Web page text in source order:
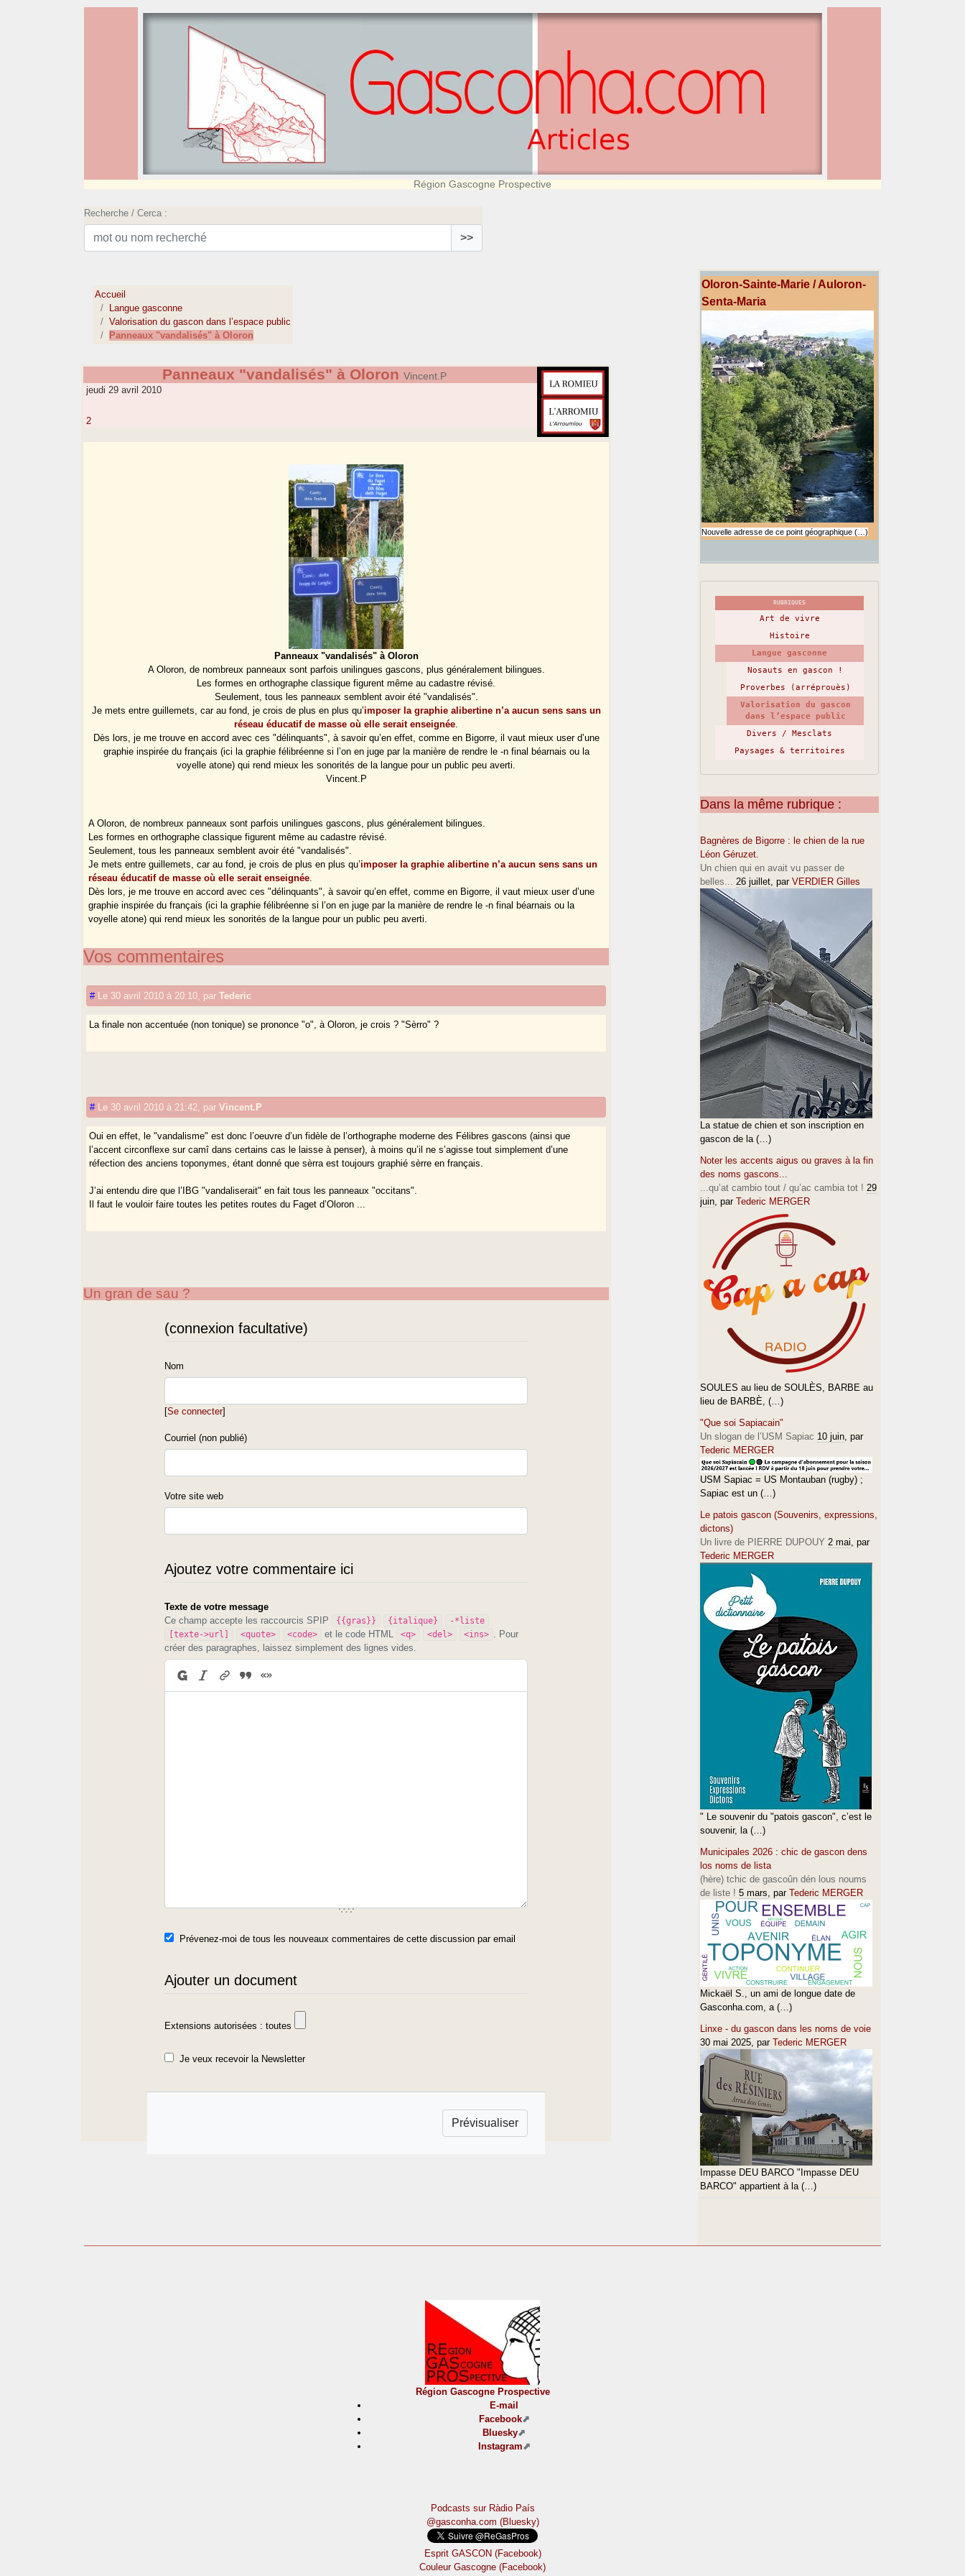
Région Gascogne Prospective
Recherche / Cerca :
>>
Accueil
Langue gasconne
Valorisation du gascon dans l’espace public
Panneaux "vandalisés" à Oloron
Panneaux "vandalisés" à Oloron Vincent.P
jeudi 29 avril 2010
2
Panneaux "vandalisés" à Oloron
A Oloron, de nombreux panneaux sont parfois unilingues gascons, plus généralement bilingues.
Les formes en orthographe classique figurent même au cadastre révisé.
Seulement, tous les panneaux semblent avoir été "vandalisés".
Je mets entre guillemets, car au fond, je crois de plus en plus qu’imposer la graphie alibertine n’a aucun sens sans un
réseau éducatif de masse où elle serait enseignée.
Dès lors, je me trouve en accord avec ces "délinquants", à savoir qu’en effet, comme en Bigorre, il vaut mieux user d’une
graphie inspirée du français (ici la graphie félibréenne si l’on en juge par la manière de rendre le -n final béarnais ou la
voyelle atone) qui rend mieux les sonorités de la langue pour un public peu averti.
Vincent.P
A Oloron, de nombreux panneaux sont parfois unilingues gascons, plus généralement bilingues.
Les formes en orthographe classique figurent même au cadastre révisé.
Seulement, tous les panneaux semblent avoir été "vandalisés".
Je mets entre guillemets, car au fond, je crois de plus en plus qu’imposer la graphie alibertine n’a aucun sens sans un
réseau éducatif de masse où elle serait enseignée.
Dès lors, je me trouve en accord avec ces "délinquants", à savoir qu’en effet, comme en Bigorre, il vaut mieux user d’une
graphie inspirée du français (ici la graphie félibréenne si l’on en juge par la manière de rendre le -n final béarnais ou la
voyelle atone) qui rend mieux les sonorités de la langue pour un public peu averti.
Vos commentaires
# Le 30 avril 2010 à 20:10 parTederic
La finale non accentuée (non tonique) se prononce "o", à Oloron, je crois ? "Sèrro" ?
# Le 30 avril 2010 à 21:42 parVincent.P
Oui en effet, le "vandalisme" est donc l’oeuvre d’un fidèle de l’orthographe moderne des Félibres gascons (ainsi que
l’accent circonflexe sur camî dans certains cas le laisse à penser), à moins qu’il ne s’agisse tout simplement d’une
réfection des anciens toponymes, étant donné que sèrra est toujours graphié sèrre en français.
J’ai entendu dire que l’IBG "vandaliserait" en fait tous les panneaux "occitans".
Il faut le vouloir faire toutes les petites routes du Faget d’Oloron ...
Un gran de sau ?
(connexion facultative)
Nom
[Se connecter]
Courriel (non publié)
Votre site web
Ajoutez votre commentaire ici
Texte de votre message
Ce champ accepte les raccourcis SPIP
{{gras}} {italique}
-*liste
[texte->url]
<quote> <code> et le code HTML <q> <del> <ins>
. Pour
créer des paragraphes, laissez simplement des lignes vides.
Prévenez-moi de tous les nouveaux commentaires de cette discussion par email
Ajouter un document
Extensions autorisées : toutes
Je veux recevoir la Newsletter
Oloron-Sainte-Marie / Auloron-
Senta-Maria
Nouvelle adresse de ce point géographique (…)
RUBRIQUES
Art de vivre
Histoire
Langue gasconne
Nosauts en gascon !
Proverbes (arréprouès)
Valorisation du gascon
dans l’espace public
Divers / Mesclats
Paysages & territoires
Dans la même rubrique :
Bagnères de Bigorre : le chien de la rue
Léon Géruzet.
Un chien qui en avait vu passer de
belles... 26 juillet, par VERDIER Gilles
La statue de chien et son inscription en
gascon de la (…)
Noter les accents aigus ou graves à la fin
des noms gascons...
...qu’at cambio tout / qu’ac cambia tot ! 29
juin, par Tederic MERGER
SOULES au lieu de SOULÈS, BARBE au
lieu de BARBÈ, (…)
"Que soi Sapiacain"
Un slogan de l’USM Sapiac 10 juin, par
Tederic MERGER
USM Sapiac = US Montauban (rugby) ;
Sapiac est un (…)
Le patois gascon (Souvenirs, expressions,
dictons)
Un livre de PIERRE DUPOUY 2 mai, par
Tederic MERGER
" Le souvenir du "patois gascon", c’est le
souvenir, la (…)
Municipales 2026 : chic de gascon dens
los noms de lista
(hère) tchic de gascoûn dén lous noums
de liste ! 5 mars, par Tederic MERGER
Mickaël S., un ami de longue date de
Gasconha.com, a (…)
Linxe - du gascon dans les noms de voie
30 mai 2025, par Tederic MERGER
Impasse DEU BARCO "Impasse DEU
BARCO" appartient à la (…)
Région Gascogne Prospective
E-mail
Facebook
Bluesky
Instagram
Podcasts sur Ràdio País
@gasconha.com (Bluesky)
Esprit GASCON (Facebook)
Couleur Gascogne (Facebook)